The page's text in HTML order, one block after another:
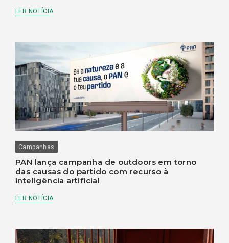
LER NOTÍCIA
Campanhas
PAN lança campanha de outdoors em torno
das causas do partido com recurso à
inteligência artificial
LER NOTÍCIA